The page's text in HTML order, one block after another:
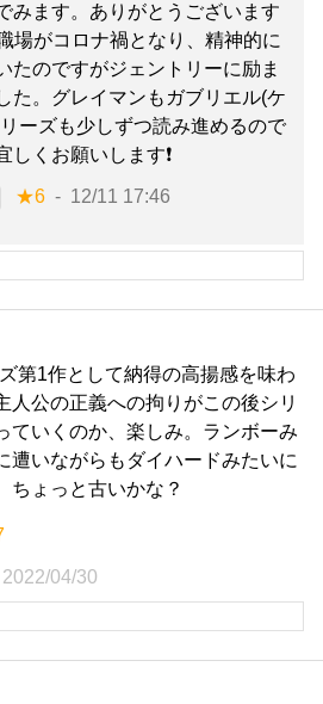
みます。ありがとうございます
場がコロナ禍となり、精神的に
たのですがジェントリーに励ま
た。グレイマンもガブリエル(ケ
ーズも少しずつ読み進めるので
しくお願いします❗
★6 12/11 17:46
第1作として納得の高揚感を味わ
人公の正義への拘りがこの後シリ
ていくのか、楽しみ。ランボーみ
遭いながらもダイハードみたいに
ちょっと古いかな？
2022/04/30